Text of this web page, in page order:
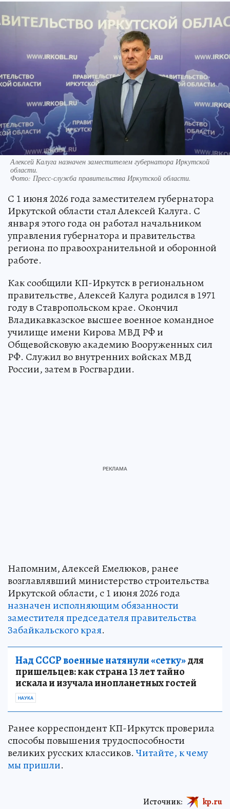
Алексей Калуга назначен заместителем губернатора Иркутской
области.
Фото: Пресс-служба правительства Иркутской области.
С 1 июня 2026 года заместителем губернатора
Иркутской области стал Алексей Калуга. С
января этого года он работал начальником
управления губернатора и правительства
региона по правоохранительной и оборонной
работе.
Как сообщили КП-Иркутск в региональном
правительстве, Алексей Калуга родился в 1971
году в Ставропольском крае. Окончил
Владикавказское высшее военное командное
училище имени Кирова МВД РФ и
Общевойсковую академию Вооруженных сил
РФ. Служил во внутренних войсках МВД
России, затем в Росгвардии.
Напомним, Алексей Емелюков, ранее
возглавлявший министерство строительства
Иркутской области, с 1 июня 2026 года
назначен исполняющим обязанности
заместителя председателя правительства
Забайкальского края.
Над СССР военные натянули «сетку»для
пришельцев: как страна 13 лет тайно
искала и изучала инопланетных гостей
НАУКА
Ранее корреспондент КП-Иркутск проверила
способы повышения трудоспособности
великих русских классиков.Читайте, к чему
мы пришли.
Источник: kp.ru